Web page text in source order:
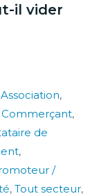
il vider
Association,
Commerçant,
de
,
/
, Tout secteur,